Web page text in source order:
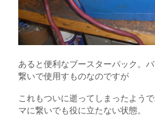
あると便利なブースターパック。
繋いで使用すものなのですが
これもついに逝ってしまったよう
マに繋いでも役に立たない状態。